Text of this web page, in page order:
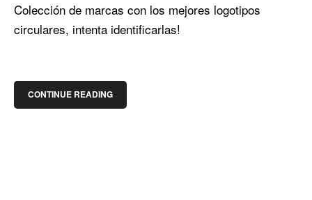
Colección de marcas con los mejores logotipos
circulares, intenta identificarlas!
CONTINUE READING